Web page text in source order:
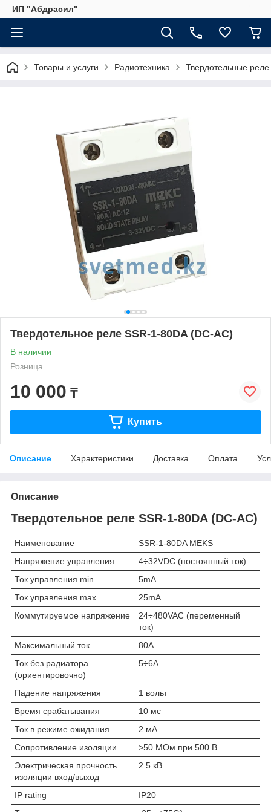
ИП "Абдрасил"
Товары и услуги Радиотехника Твердотельные реле
Твердотельное реле SSR-1-80DA (DC-AC)
В наличии
Розница
10 000 ₸
Купить
Описание Характеристики Доставка Оплата
Описание
Твердотельное реле SSR-1-80DA (DC-AC)
Наименование
SSR-1-80DA MEKS
Напряжение управления
4÷32VDC (постоянный ток)
Ток управления min
5mA
Ток управления max
25mA
Коммутируемое напряжение
24÷480VAC (переменный
ток)
Максимальный ток
80А
Ток без радиатора
(ориентировочно)
5÷6А
Падение напряжения
1 вольт
Время срабатывания
10 мс
Ток в режиме ожидания
2 мА
Сопротивление изоляции
>50 МОм при 500 В
Электрическая прочность
изоляции вход/выход
2.5 кВ
IP rating
IP20